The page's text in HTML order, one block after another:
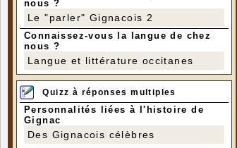
nous ?
Le "parler" Gignacois 2
Connaissez-vous la langue de chez
nous ?
Langue et littérature occitanes
Quizz à réponses multiples
Personnalités liées à l'histoire de
Gignac
Des Gignacois célèbres